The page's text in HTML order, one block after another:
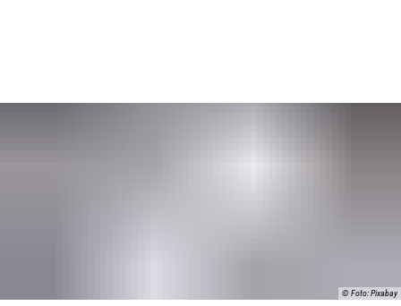
© Foto: Pixabay